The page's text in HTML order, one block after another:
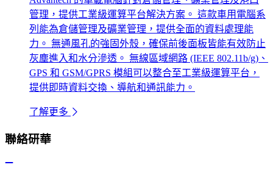
管理，提供工業級運算平台解決方案。 這款車用電腦系
列能為倉儲管理及礦業管理，提供全面的資料處理能
力。 無通風孔的強固外殼，確保前後面板皆能有效防止
灰塵進入和水分滲透。 無線區域網路 (IEEE 802.11b/g)、
GPS 和 GSM/GPRS 模組可以整合至工業級運算平台，
提供即時資料交換、導航和通訊能力。
了解更多
聯絡研華